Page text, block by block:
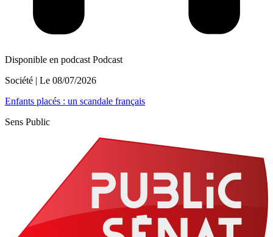
Disponible en podcast Podcast
Société | Le 08/07/2026
Enfants placés : un scandale français
Sens Public